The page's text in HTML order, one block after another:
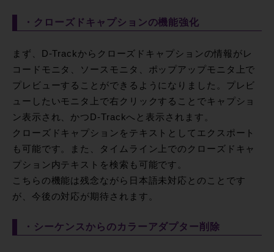
・クローズドキャプションの機能強化
まず、D-Trackからクローズドキャプションの情報がレ
コードモニタ、ソースモニタ、ポップアップモニタ上で
プレビューすることができるようになりました。プレビ
ューしたいモニタ上で右クリックすることでキャプショ
ン表示され、かつD-Trackへと表示されます。
クローズドキャプションをテキストとしてエクスポート
も可能です。また、タイムライン上でのクローズドキャ
プション内テキストを検索も可能です。
こちらの機能は残念ながら日本語未対応とのことです
が、今後の対応が期待されます。
・シーケンスからのカラーアダプター削除